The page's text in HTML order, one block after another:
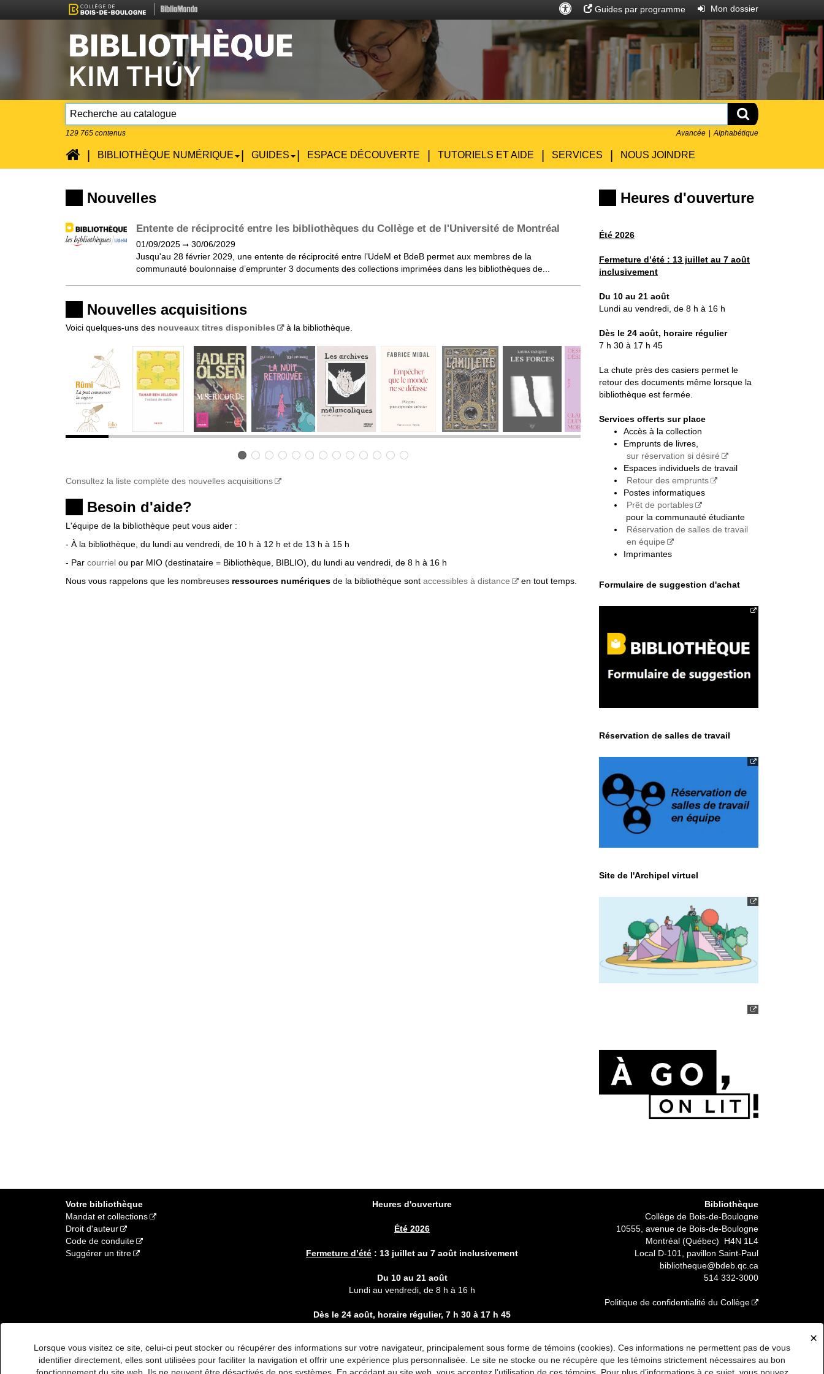
Rechercher
Accès
universel
Guides par programme Entrer
Mon dossier
Rechercher
129 765 contenus Alphabétique
Avancée
Accueil
BIBLIOTHÈQUE NUMÉRIQUE GUIDES ESPACE DÉCOUVERTE TUTORIELS ET AIDE SERVICES NOUS JOINDRE
Nouvelles
Entente de réciprocité entre les bibliothèques du Collège et de l'Université de Montréal
01/09/2025 (?)30/06/2029
Jusqu'au 28 février 2029, une entente de réciprocité entre l’UdeM et BdeB permet aux membres de la
communauté boulonnaise d’emprunter 3 documents des collections imprimées dans les bibliothèques de...
Nouvelles acquisitions
Voici quelques-uns des nouveaux titres disponibles à la bibliothèque.
Consultez la liste complète des nouvelles acquisitions
Besoin d'aide?
L'équipe de la bibliothèque peut vous aider :
- À la bibliothèque, du lundi au vendredi, de 10 h à 12 h et de 13 h à 15 h
- Par courriel ou par MIO (destinataire = Bibliothèque, BIBLIO), du lundi au vendredi, de 8 h à 16 h
Nous vous rappelons que les nombreuses ressources numériques de la bibliothèque sont accessibles à distance en tout temps.
Heures d'ouverture
Été 2026
Fermeture d’été : 13 juillet au 7 août
inclusivement
Du 10 au 21 août
Lundi au vendredi, de 8 h à 16 h
Dès le 24 août, horaire régulier
7 h 30 à 17 h 45
La chute près des casiers permet le
retour des documents même lorsque la
bibliothèque est fermée.
Services offerts sur place
Accès à la collection
Emprunts de livres,
sur réservation si désiré
Espaces individuels de travail
Retour des emprunts
Postes informatiques
Prêt de portables
pour la communauté étudiante
Réservation de salles de travail
en équipe
Imprimantes
Formulaire de suggestion d'achat
Réservation de salles de travail
Site de l'Archipel virtuel
Votre bibliothèque
Mandat et collections
Droit d'auteur
Code de conduite
Suggérer un titre
Heures d'ouverture
Été 2026
Fermeture d’été : 13 juillet au 7 août inclusivement
Du 10 au 21 août
Lundi au vendredi, de 8 h à 16 h
Dès le 24 août, horaire régulier, 7 h 30 à 17 h 45
Lundi au vendredi, 8 h à 16 h
Bibliothèque
Collège de Bois-de-Boulogne
10555, avenue de Bois-de-Boulogne
Montréal (Québec) H4N 1L4
Local D-101, pavillon Saint-Paul
bibliotheque@bdeb.qc.ca
514 332-3000
Politique de confidentialité du Collège
×
Lorsque vous visitez ce site, celui-ci peut stocker ou récupérer des informations sur votre navigateur, principalement sous forme de témoins (cookies). Ces informations ne permettent pas de vous
identifier directement, elles sont utilisées pour faciliter la navigation et offrir une expérience plus personnalisée. Le site ne stocke ou ne récupère que les témoins strictement nécessaires au bon